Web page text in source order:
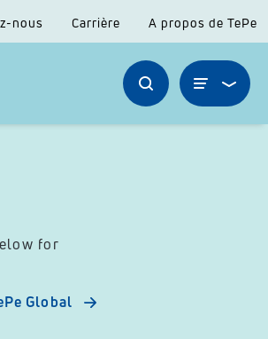
nous Carrière A propos de TePe
for
Global